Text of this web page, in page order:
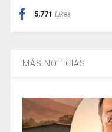
5,771 Likes
MÁS NOTICIAS